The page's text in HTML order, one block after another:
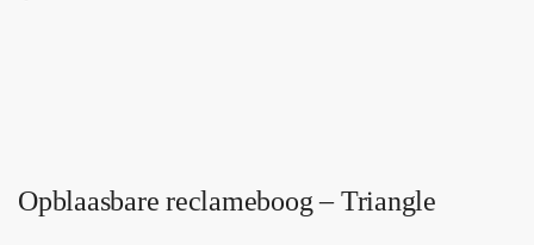
Opblaasbare reclameboog – Triangle